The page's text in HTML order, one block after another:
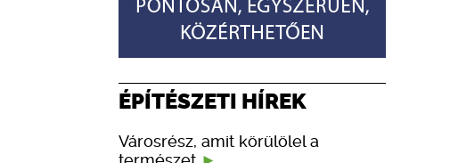
ÉPÍTÉSZETI HÍREK
Városrész, amit körülölel a